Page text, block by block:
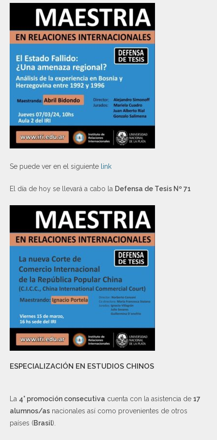
Se puede ver en el siguiente link
El día de hoy se llevará a cabo la Defensa de Tesis Nº 71
ESPECIALIZACIÓN EN ESTUDIOS CHINOS
La 4° promoción consecutiva cuenta con la asistencia de 17
alumnos/as nacionales así como provenientes de otros
países (Brasil).